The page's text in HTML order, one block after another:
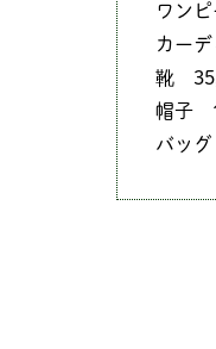
ワン
カー
靴
帽子
バッ